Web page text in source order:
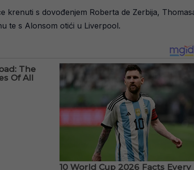
krenuti s dovođenjem Roberta de Zerbija,
te s Alonsom otići u Liverpool.